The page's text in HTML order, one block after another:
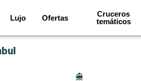
Lujo Ofertas
Cruceros
temáticos